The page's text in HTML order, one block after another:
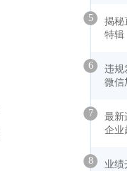
5
揭秘
特辑
6
违规
微信
7
最新
企业
8
业绩